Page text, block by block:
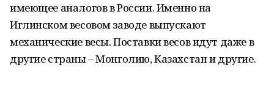
имеющее аналогов в России. Именно на
Иглинском весовом заводе выпускают
механические весы. Поставки весов идут даже в
другие страны – Монголию, Казахстан и другие.